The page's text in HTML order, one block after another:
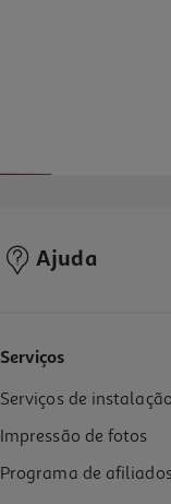
Ajuda
Serviços
Serviços de instalação
Impressão de fotos
Programa de